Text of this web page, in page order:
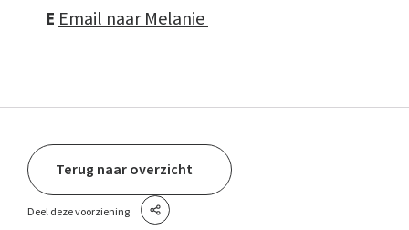
EEmail naar Melanie
Terug naar overzicht
Deel deze voorziening